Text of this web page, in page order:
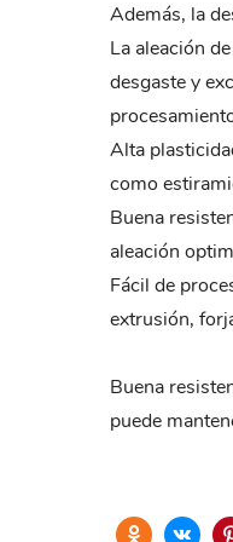
Además, la
La aleación
desgaste y
Alta
como
Buena
aleación
Fácil de
extrusión,
Buena
puede